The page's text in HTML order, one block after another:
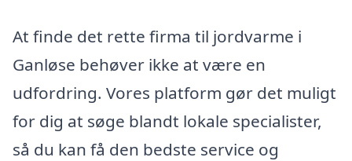
At finde det rette firma til jordvarme i
Ganløse behøver ikke at være en
udfordring. Vores platform gør det muligt
for dig at søge blandt lokale specialister,
så du kan få den bedste service og